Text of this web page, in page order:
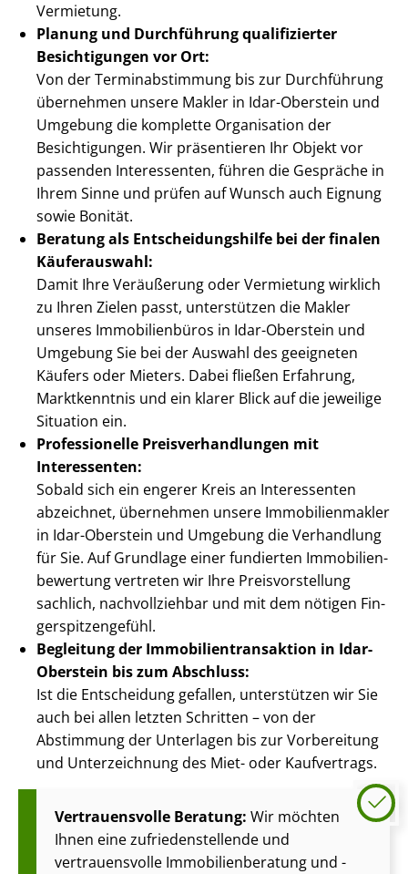
Vermietung.
Planung und Durchführung qualifizierter
Besichtigungen vor Ort:
Von der Ter­min­ab­stim­mung bis zur Durchführung
übernehmen unsere Makler in Idar-Oberstein und
Umgebung die komplette Organisation der
Besichtigungen. Wir präsentieren Ihr Objekt vor
passenden Interessenten, führen die Gespräche in
Ihrem Sinne und prüfen auf Wunsch auch Eignung
sowie Bonität.
Beratung als Ent­schei­dungs­hil­fe bei der finalen
Käuferauswahl:
Damit Ihre Veräußerung oder Vermietung wirklich
zu Ihren Zielen passt, unterstützen die Makler
unseres Immobilienbüros in Idar-Oberstein und
Umgebung Sie bei der Auswahl des geeigneten
Käufers oder Mieters. Dabei fließen Erfahrung,
Marktkenntnis und ein klarer Blick auf die jeweilige
Situation ein.
Professionelle Preis­ver­hand­lun­gen mit
Interessenten:
Sobald sich ein engerer Kreis an Interessenten
abzeichnet, übernehmen unsere Im­mo­bi­li­en­mak­ler
in Idar-Oberstein und Umgebung die Verhandlung
für Sie. Auf Grundlage einer fundierten Im­mo­bi­li­en­
be­wer­tung vertreten wir Ihre Preis­vor­stel­lung
sachlich, nachvollziehbar und mit dem nötigen Fin­
ger­spit­zen­ge­fühl.
Begleitung der Im­mo­bi­li­en­trans­ak­ti­on in Idar-
Oberstein bis zum Abschluss:
Ist die Entscheidung gefallen, unterstützen wir Sie
auch bei allen letzten Schritten – von der
Abstimmung der Unterlagen bis zur Vorbereitung
und Unterzeichnung des Miet- oder Kaufvertrags.
Vertrauensvolle Beratung: Wir möchten
Ihnen eine zu­frie­den­stel­len­de und
vertrauensvolle Im­mo­bi­li­en­be­ra­tung und -